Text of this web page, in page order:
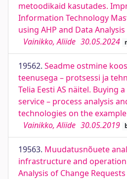
metoodikaid kasutades.
Information Technology
using AHP and Data
Vainikko, Aliide 30.05.2024
19562. Seadme ostmine
teenusega – protsessi ja
Telia Eesti AS näitel. Buying
service – process analysis
technologies on the example
Vainikko, Aliide 30.05.2019
19563. Muudatusnõuete
infrastructure and
Analysis of Change